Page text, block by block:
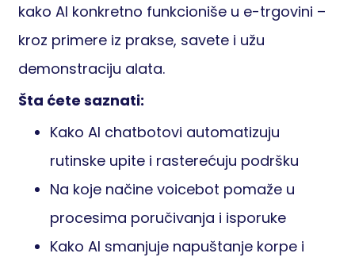
kako AI konkretno funkcioniše u e-trgovini –
kroz primere iz prakse, savete i užu
demonstraciju alata.
Šta ćete saznati:
Kako AI chatbotovi automatizuju
rutinske upite i rasterećuju podršku
Na koje načine voicebot pomaže u
procesima poručivanja i isporuke
Kako AI smanjuje napuštanje korpe i